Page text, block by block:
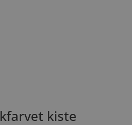
kiste